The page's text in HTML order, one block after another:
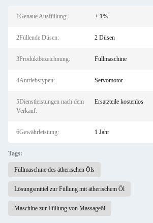
1Genaue Ausfüllung: ± 1%
2Füllende Düsen: 2 Düsen
3Produktbezeichnung: Füllmaschine
4Antriebstypen: Servomotor
5Dienstleistungen nach dem
Verkauf:
Ersatzteile kostenlos
6Gewährleistung: 1 Jahr
Tags:
Füllmaschine des ätherischen Öls
Lösungsmittel zur Füllung mit ätherischem Öl
Maschine zur Füllung von Massageöl